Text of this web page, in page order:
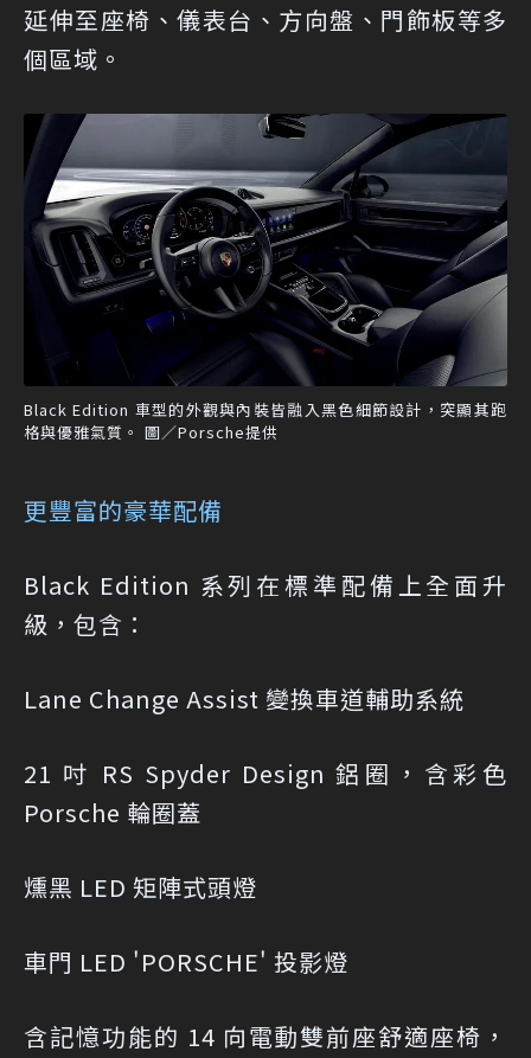
延伸至座椅、儀表台、方向盤、門飾板等多
個區域。
Black Edition 車型的外觀與內裝皆融入黑色細節設計，突顯其跑
格與優雅氣質。 圖／Porsche提供
更豐富的豪華配備
Black Edition 系列在標準配備上全面升
級，包含：
Lane Change Assist 變換車道輔助系統
21 吋 RS Spyder Design 鋁圈，含彩色
Porsche 輪圈蓋
燻黑 LED 矩陣式頭燈
車門 LED 'PORSCHE' 投影燈
含記憶功能的 14 向電動雙前座舒適座椅，